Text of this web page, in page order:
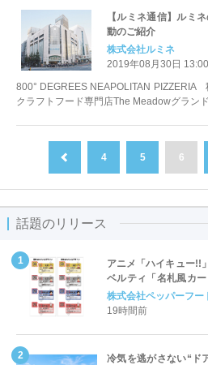
【ルミネ通信】ルミ
動のご紹介
株式会社ルミネ
2019年08月30日 13:00
800° DEGREES NEAPOLITAN PIZZERIA
クラフトフード専門店The Meadowグラン
4 5 6
話題のリリース
アニメ「ハイキュー!!
ベルティ「名札風カ
対応についてのご案内
株式会社ペッパーフー
19時間前
冷気を逃がさない“ド